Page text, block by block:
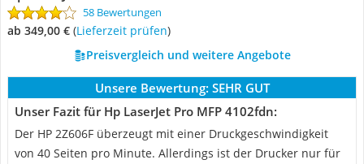
58 Bewertungen
ab 349,00 € (Lieferzeit prüfen)
Preisvergleich und weitere Angebote
Unsere Bewertung: SEHR GUT
Unser Fazit für Hp LaserJet Pro MFP 4102fdn:
Der HP 2Z606F überzeugt mit einer Druckgeschwindigkeit
von 40 Seiten pro Minute. Allerdings ist der Drucker nur für